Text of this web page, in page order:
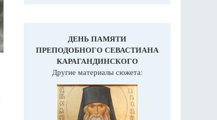
ДЕНЬ ПАМЯТИ
ПРЕПОДОБНОГО СЕВАСТИАНА
КАРАГАНДИНСКОГО
Другие материалы сюжета: